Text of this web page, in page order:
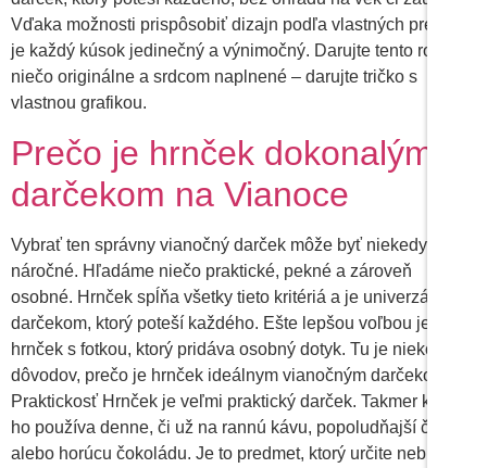
Vďaka možnosti prispôsobiť dizajn podľa vlastných predstáv
je každý kúsok jedinečný a výnimočný. Darujte tento rok
niečo originálne a srdcom naplnené – darujte tričko s
vlastnou grafikou.
Prečo je hrnček dokonalým
darčekom na Vianoce
Vybrať ten správny vianočný darček môže byť niekedy
náročné. Hľadáme niečo praktické, pekné a zároveň
osobné. Hrnček spĺňa všetky tieto kritériá a je univerzálnym
darčekom, ktorý poteší každého. Ešte lepšou voľbou je
hrnček s fotkou, ktorý pridáva osobný dotyk. Tu je niekoľko
dôvodov, prečo je hrnček ideálnym vianočným darčekom. 1.
Praktickosť Hrnček je veľmi praktický darček. Takmer každý
ho používa denne, či už na rannú kávu, popoludňajší čaj
alebo horúcu čokoládu. Je to predmet, ktorý určite nebude